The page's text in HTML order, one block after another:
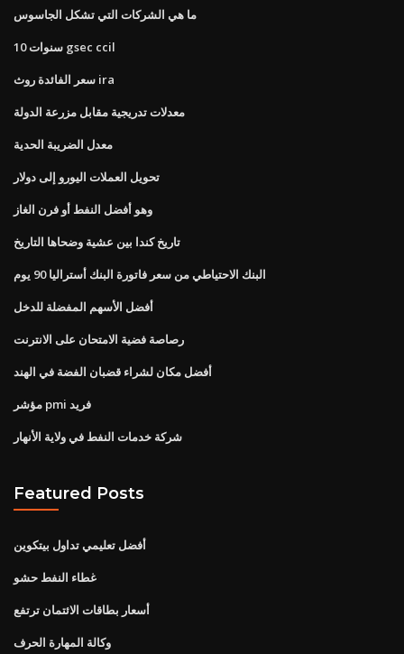
ما هي الشركات التي تشكل الجاسوس
10 سنوات gsec ccil
سعر الفائدة روث ira
معدلات تدريجية مقابل مزرعة الدولة
معدل الضريبة الحدية
تحويل العملات اليورو إلى دولار
وهو أفضل النفط أو فرن الغاز
تاريخ كندا بين عشية وضحاها التاريخ
البنك الاحتياطي من سعر فاتورة البنك أستراليا 90 يوم
أفضل الأسهم المفضلة للدخل
رصاصة فضية الامتحان على الانترنت
أفضل مكان لشراء قضبان الفضة في الهند
مؤشر pmi فريد
شركة خدمات النفط في ولاية الأنهار
Featured Posts
أفضل تعليمي تداول بيتكوين
غطاء النفط حشو
أسعار بطاقات الائتمان ترتفع
وكالة المهارة الحرف